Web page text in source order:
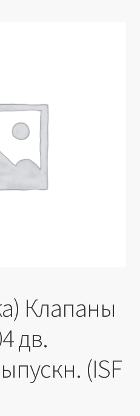
Клапаны
дв.
(ISF